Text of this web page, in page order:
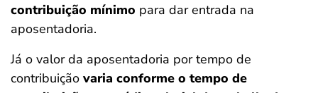
contribuição mínimo para dar entrada na
aposentadoria.
Já o valor da aposentadoria por tempo de
contribuição varia conforme o tempo de